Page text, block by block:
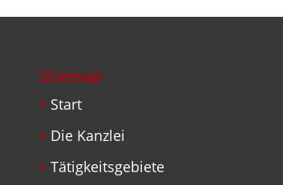
Sitemap
Start
Die Kanzlei
Tätigkeitsgebiete